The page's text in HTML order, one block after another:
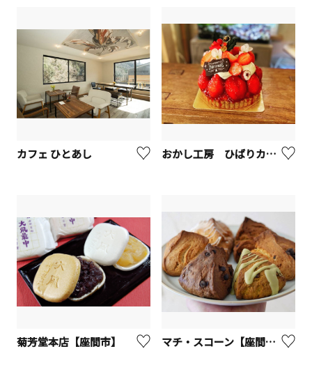
カフェ ひとあし おかし工房 ひばりカフェ【座間市】
菊芳堂本店【座間市】 マチ・スコーン【座間市】